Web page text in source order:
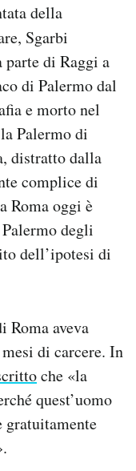
della
Sgarbi
parte di Raggi a
di Palermo dal
e morto nel
Palermo di
distratto dalla
complice di
Roma oggi è
degli
dell’ipotesi di
Roma aveva
di carcere. In
che «la
quest’uomo
gratuitamente